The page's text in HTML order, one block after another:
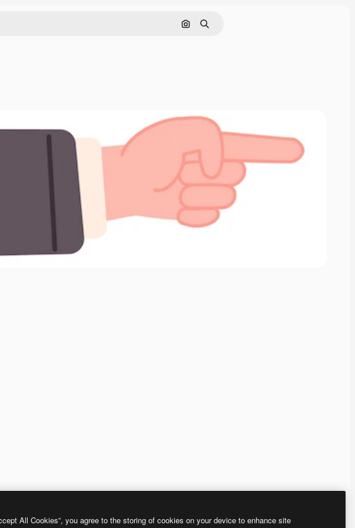
Поиск по изображению
Поиск
All Cookies”, you agree to the storing of cookies on your device to enhance site